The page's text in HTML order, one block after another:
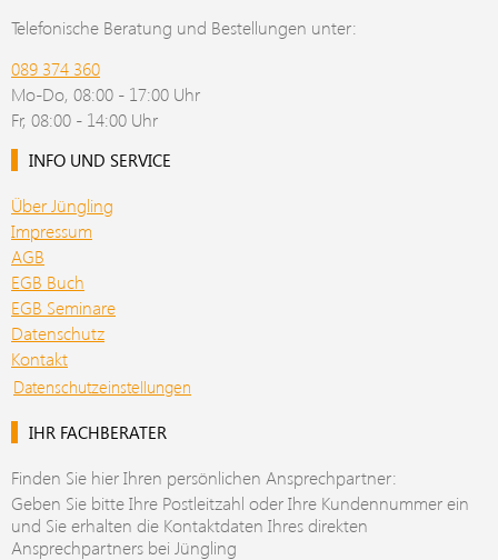
Telefonische Beratung und Bestellungen unter:
089 374 360
Mo-Do, 08:00 - 17:00 Uhr
Fr, 08:00 - 14:00 Uhr
INFO UND SERVICE
Über Jüngling
Impressum
AGB
EGB Buch
EGB Seminare
Datenschutz
Kontakt
Datenschutzeinstellungen
IHR FACHBERATER
Finden Sie hier Ihren persönlichen Ansprechpartner:
Geben Sie bitte Ihre Postleitzahl oder Ihre Kundennummer ein
und Sie erhalten die Kontaktdaten Ihres direkten
Ansprechpartners bei Jüngling